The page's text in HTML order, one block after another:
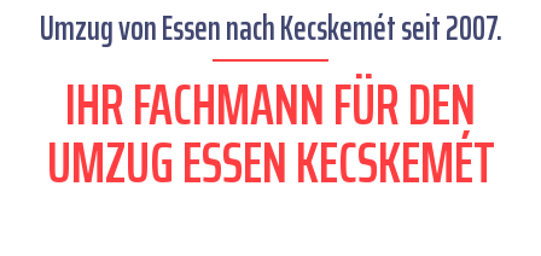
Umzug von Essen nach Kecskemét seit 2007.
IHR FACHMANN FÜR DEN
UMZUG ESSEN KECSKEMÉT